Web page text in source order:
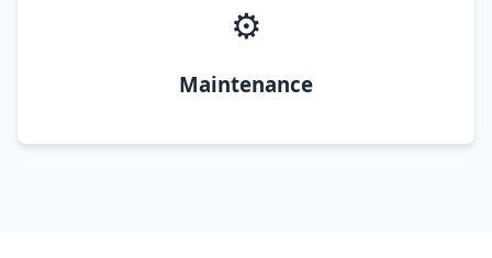
⚙️
Maintenance